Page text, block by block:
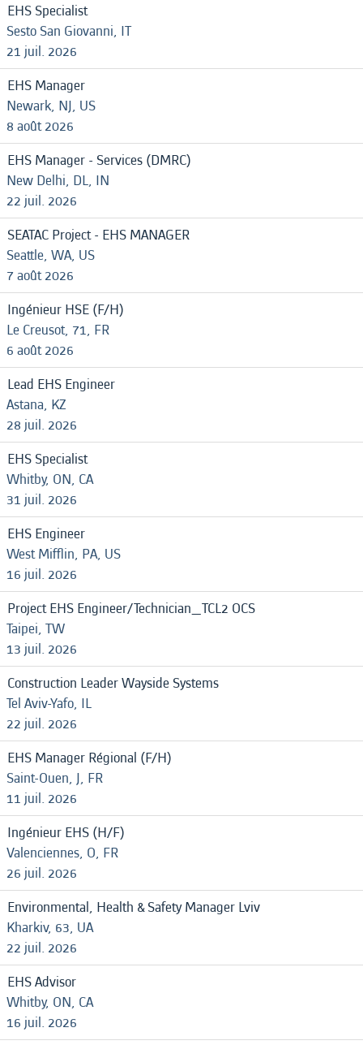
EHS Specialist
Sesto San Giovanni, IT
21 juil. 2026
EHS Manager
Newark, NJ, US
8 août 2026
EHS Manager - Services (DMRC)
New Delhi, DL, IN
22 juil. 2026
SEATAC Project - EHS MANAGER
Seattle, WA, US
7 août 2026
Ingénieur HSE (F/H)
Le Creusot, 71, FR
6 août 2026
Lead EHS Engineer
Astana, KZ
28 juil. 2026
EHS Specialist
Whitby, ON, CA
31 juil. 2026
EHS Engineer
West Mifflin, PA, US
16 juil. 2026
Project EHS Engineer/Technician_TCL2 OCS
Taipei, TW
13 juil. 2026
Construction Leader Wayside Systems
Tel Aviv-Yafo, IL
22 juil. 2026
EHS Manager Régional (F/H)
Saint-Ouen, J, FR
11 juil. 2026
Ingénieur EHS (H/F)
Valenciennes, O, FR
26 juil. 2026
Environmental, Health & Safety Manager Lviv
Kharkiv, 63, UA
22 juil. 2026
EHS Advisor
Whitby, ON, CA
16 juil. 2026